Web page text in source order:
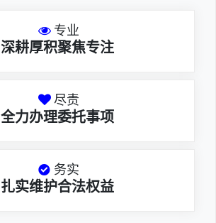
专业
深耕厚积聚焦专注
尽责
全力办理委托事项
务实
扎实维护合法权益